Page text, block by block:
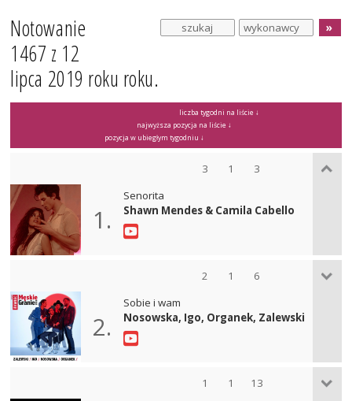
Notowanie
1467 z 12
lipca 2019 roku roku.
liczba tygodni na liście ↓
najwyższa pozycja na liście ↓
pozycja w ubiegłym tygodniu ↓
3 1 3
1.
Senorita
Shawn Mendes & Camila Cabello
2 1 6
2.
Sobie i wam
Nosowska, Igo, Organek, Zalewski
1 1 13